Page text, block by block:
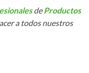
deProductos
a todos nuestros